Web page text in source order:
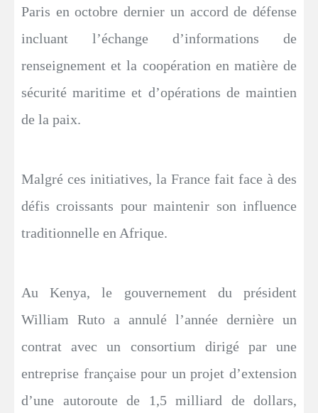
Paris en octobre dernier un accord de défense
incluant l’échange d’informations de
renseignement et la coopération en matière de
sécurité maritime et d’opérations de maintien
de la paix.
Malgré ces initiatives, la France fait face à des
défis croissants pour maintenir son influence
traditionnelle en Afrique.
Au Kenya, le gouvernement du président
William Ruto a annulé l’année dernière un
contrat avec un consortium dirigé par une
entreprise française pour un projet d’extension
d’une autoroute de 1,5 milliard de dollars,